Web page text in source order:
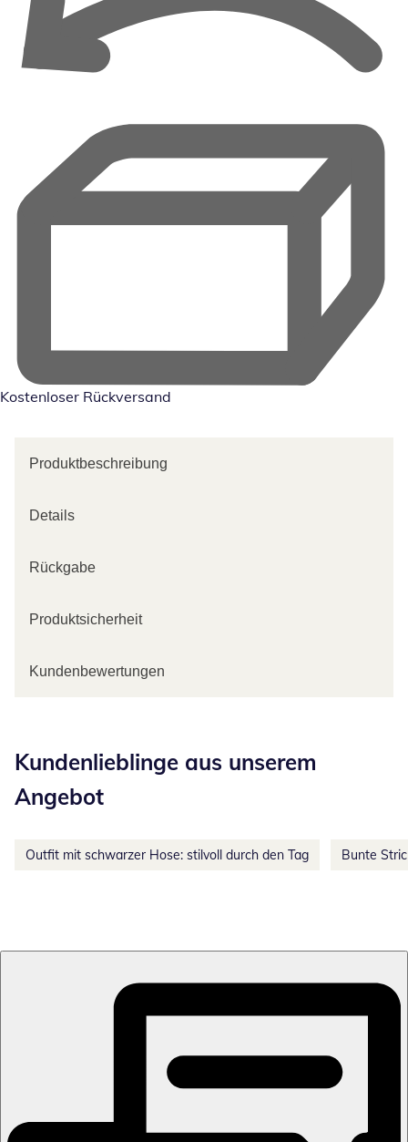
Kostenloser Rückversand
Produktbeschreibung
Details
Rückgabe
Produktsicherheit
Kundenbewertungen
Kundenlieblinge aus unserem
Angebot
Outfit mit schwarzer Hose: stilvoll durch den Tag Bunte